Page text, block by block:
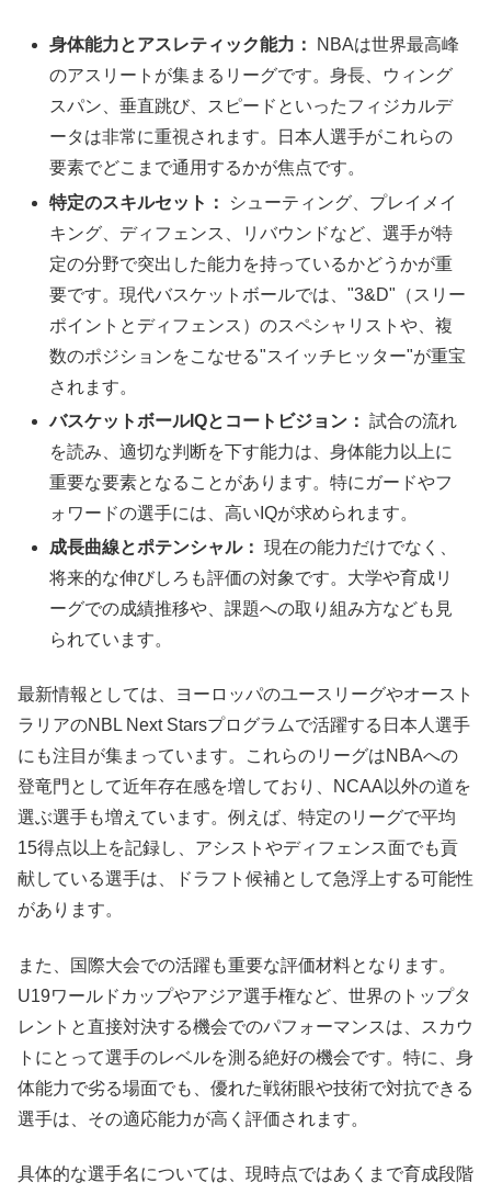
身体能力とアスレティック能力：
NBAは世界最高峰
のアスリートが集まるリーグです。身長、ウィング
スパン、垂直跳び、スピードといったフィジカルデ
ータは非常に重視されます。日本人選手がこれらの
要素でどこまで通用するかが焦点です。
特定のスキルセット：
シューティング、プレイメイ
キング、ディフェンス、リバウンドなど、選手が特
定の分野で突出した能力を持っているかどうかが重
要です。現代バスケットボールでは、"3&D"（スリー
ポイントとディフェンス）のスペシャリストや、複
数のポジションをこなせる"スイッチヒッター"が重宝
されます。
バスケットボールIQとコートビジョン： 試合の流れ
を読み、適切な判断を下す能力は、身体能力以上に
重要な要素となることがあります。特にガードやフ
ォワードの選手には、高いIQが求められます。
成長曲線とポテンシャル： 現在の能力だけでなく、
将来的な伸びしろも評価の対象です。大学や育成リ
ーグでの成績推移や、課題への取り組み方なども見
られています。
最新情報としては、ヨーロッパのユースリーグやオースト
ラリアのNBL Next Starsプログラムで活躍する日本人選手
にも注目が集まっています。これらのリーグはNBAへの
登竜門として近年存在感を増しており、NCAA以外の道を
選ぶ選手も増えています。例えば、特定のリーグで平均
15得点以上を記録し、アシストやディフェンス面でも貢
献している選手は、ドラフト候補として急浮上する可能性
があります。
また、国際大会での活躍も重要な評価材料となります。
U19ワールドカップやアジア選手権など、世界のトップタ
レントと直接対決する機会でのパフォーマンスは、スカウ
トにとって選手のレベルを測る絶好の機会です。特に、身
体能力で劣る場面でも、優れた戦術眼や技術で対抗できる
選手は、その適応能力が高く評価されます。
具体的な選手名については、現時点ではあくまで育成段階